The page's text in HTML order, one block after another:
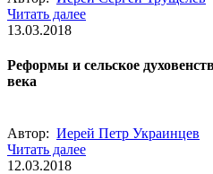
Читать далее
13.03.2018
Реформы и сельское
века
Автор: Иерей Петр Украинцев
Читать далее
12.03.2018